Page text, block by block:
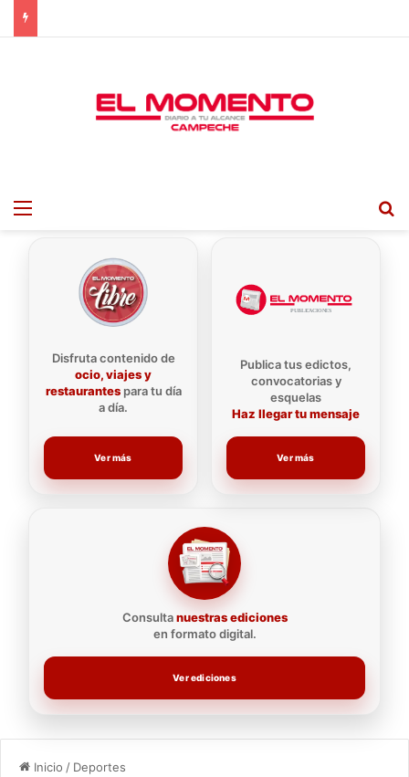
Menu
Disfruta contenido de
ocio, viajes y
restaurantespara tu día
a día.
Ver más
Consultanuestras ediciones
en formato digital.
Ver ediciones
Publica tus edictos,
convocatorias y
esquelas
Haz llegar tu mensaje
Ver más
Inicio / Deportes